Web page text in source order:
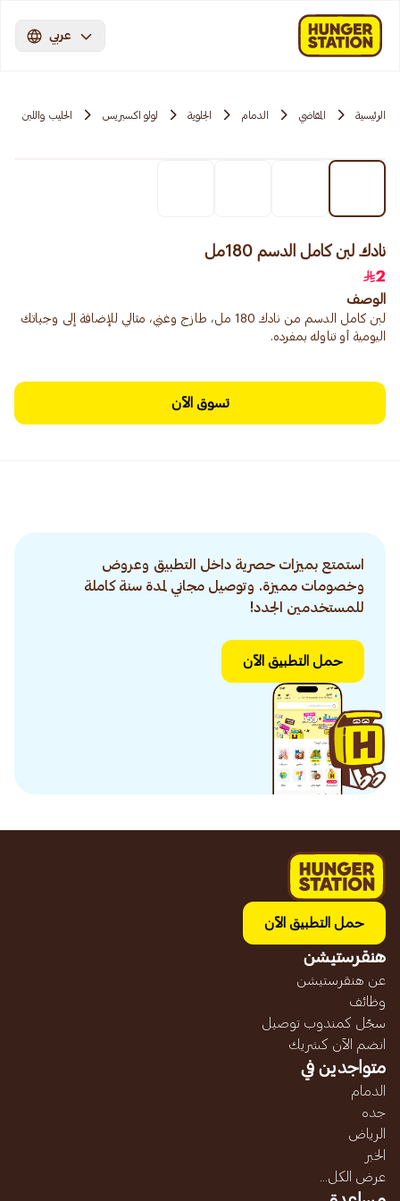
عربي
الرئيسية المقاضي الدمام الجلوية لولو اكسبريس الحليب واللبن
نادك لبن كامل الدسم 180مل
2
الوصف
لبن كامل الدسم من نادك 180 مل، طازج وغني، مثالي للإضافة إلى وجباتك
اليومية أو تناوله بمفرده.
تسوق الآن
استمتع بميزات حصرية داخل التطبيق وعروض
وخصومات مميزة. وتوصيل مجاني لمدة سنة كاملة
للمستخدمين الجدد!
حمل التطبيق الآن
حمل التطبيق الآن
هنقرستيشن
عن هنقرستيشن
وظائف
سجّل كمندوب توصيل
انضم الآن كشريك
متواجدين في
الدمام
جده
الرياض
الخبر
عرض الكل...